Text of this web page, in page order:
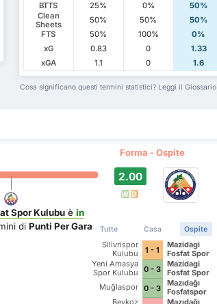
BTTS
25% 0%
50%
Clean
Sheets
50% 50%
50%
FTS
50% 100%
0%
xG
0.83 0
1.33
xGA
1.1 0 1.6
Cosa significano questi termini statistici? Leggi il Glossario
Forma - Ospite
Spor Kulubuè in
diPunti Per Gara
2.00
W D
Tutte Casa Ospite
Silivrispor
Kulubu
1 - 1
Mazidagi
Fosfat Spor
Kulubu
Yeni Amasya
Spor Kulubu
0 - 3
Mazidagi
Fosfat Spor
Kulubu
Muğlaspor 0 - 3
Mazıdağı
Fosfatspor